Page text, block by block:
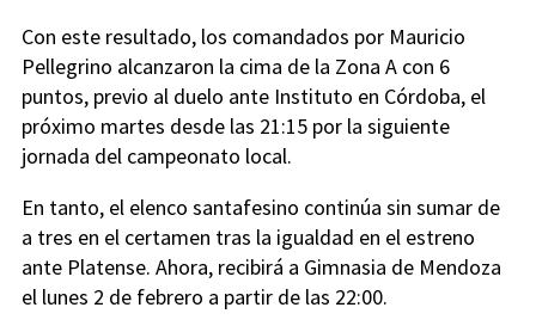
Con este resultado, los comandados por Mauricio
Pellegrino alcanzaron la cima de la Zona A con 6
puntos, previo al duelo ante Instituto en Córdoba, el
próximo martes desde las 21:15 por la siguiente
jornada del campeonato local.
En tanto, el elenco santafesino continúa sin sumar de
a tres en el certamen tras la igualdad en el estreno
ante Platense. Ahora, recibirá a Gimnasia de Mendoza
el lunes 2 de febrero a partir de las 22:00.